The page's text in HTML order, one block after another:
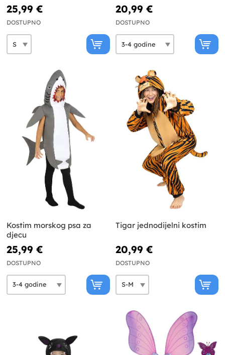
25,99 €
DOSTUPNO
20,99 €
DOSTUPNO
Kostim morskog psa za
djecu
25,99 €
DOSTUPNO
Tigar jednodijelni kostim
20,99 €
DOSTUPNO